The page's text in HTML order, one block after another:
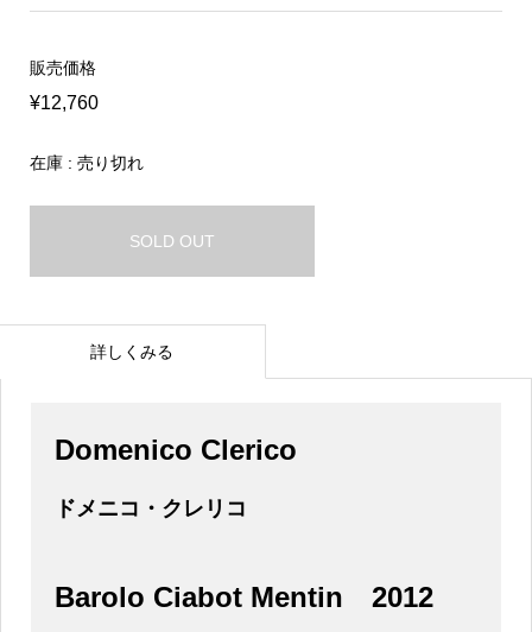
販売価格
¥12,760
在庫 : 売り切れ
SOLD OUT
詳しくみる
Domenico Clerico
ドメニコ・クレリコ
Barolo Ciabot Mentin 2012